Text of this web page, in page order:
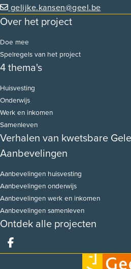
gelijke.kansen@geel.be
Over het project
Doe mee
Spelregels van het project
4 thema's
Huisvesting
Onderwijs
Werk en inkomen
Samenleven
Verhalen van kwetsbare
Aanbevelingen
Aanbevelingen huisvesting
Aanbevelingen onderwijs
Aanbevelingen werk en inkomen
Aanbevelingen samenleven
Ontdek alle projecten
Deel op facebook